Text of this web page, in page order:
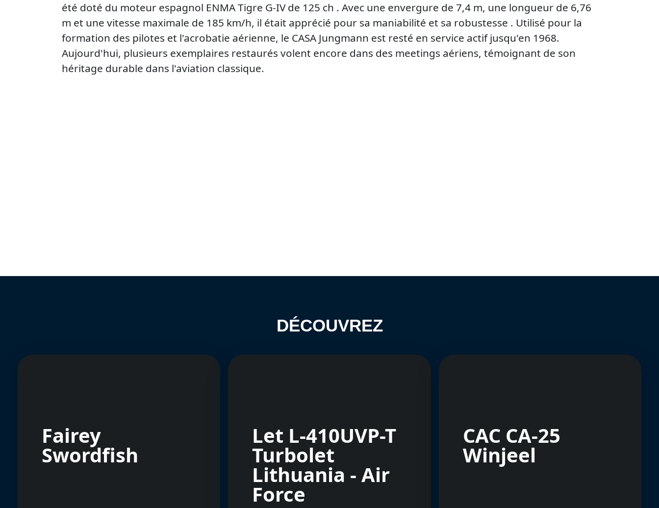
été doté du moteur espagnol ENMA Tigre G-IV de 125 ch . Avec une envergure de 7,4 m, une longueur de 6,76
m et une vitesse maximale de 185 km/h, il était apprécié pour sa maniabilité et sa robustesse . Utilisé pour la
formation des pilotes et l'acrobatie aérienne, le CASA Jungmann est resté en service actif jusqu'en 1968.
Aujourd'hui, plusieurs exemplaires restaurés volent encore dans des meetings aériens, témoignant de son
héritage durable dans l'aviation classique.
DÉCOUVREZ
Fairey
Swordfish
Let L-410UVP-T
Turbolet
Lithuania - Air
Force
CAC CA-25
Winjeel